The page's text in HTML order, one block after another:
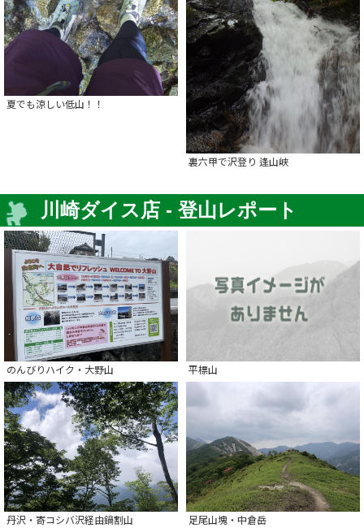
夏でも涼しい低山！！
裏六甲で沢登り 逢山峡
川崎ダイス店 - 登山レポート
のんびりハイク・大野山 平標山
丹沢・寄コシバ沢経由鍋割山 足尾山塊・中倉岳